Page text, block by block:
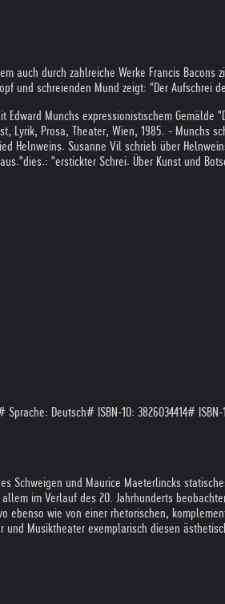
auch durch zahlreiche Werke Francis
und schreienden Mund zeigt: "Der
Munchs expressionistischem Gemälde
Lyrik, Prosa, Theater, Wien, 1985. - Munchs
Helnweins. Susanne Vil schrieb über
"erstickter Schrei. Über Kunst und
Sprache: Deutsch# ISBN-10: 3826034414# ISBN-
Schweigen und Maurice Maeterlincks
im Verlauf des 20. Jahrhunderts
ebenso wie von einer rhetorischen,
Musiktheater exemplarisch diesen